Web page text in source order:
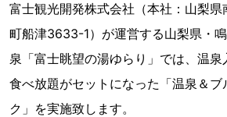
富士観光開発株式会社（本社：山梨県
町船津3633-1）が運営する山梨県・
泉「富士眺望の湯ゆらり」では、温
食べ放題がセットになった「温泉＆ブ
ク」を実施致します。